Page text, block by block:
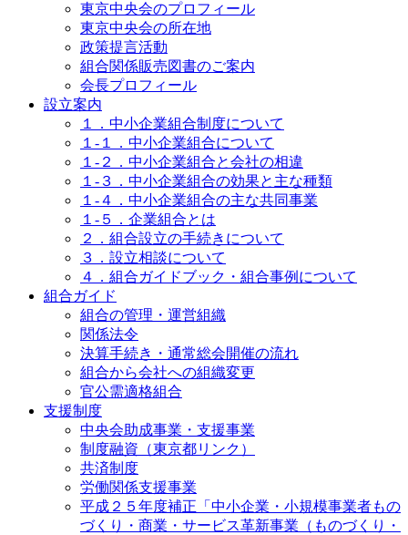
東京中央会のプロフィール
東京中央会の所在地
政策提言活動
組合関係販売図書のご案内
会長プロフィール
設立案内
１．中小企業組合制度について
１-１．中小企業組合について
１-２．中小企業組合と会社の相違
１-３．中小企業組合の効果と主な種類
１-４．中小企業組合の主な共同事業
１-５．企業組合とは
２．組合設立の手続きについて
３．設立相談について
４．組合ガイドブック・組合事例について
組合ガイド
組合の管理・運営組織
関係法令
決算手続き・通常総会開催の流れ
組合から会社への組織変更
官公需適格組合
支援制度
中央会助成事業・支援事業
制度融資（東京都リンク）
共済制度
労働関係支援事業
平成２５年度補正「中小企業・小規模事業者もの
づくり・商業・サービス革新事業（ものづくり・